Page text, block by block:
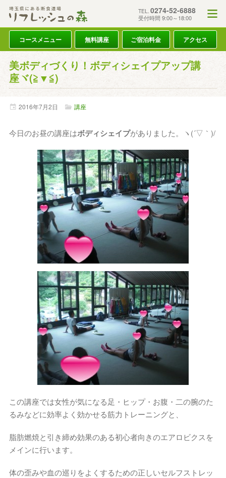
TEL. 0274-52-6888
受付時間 9:00～18:00
コースメニュー 無料講座 ご宿泊料金 アクセス
美ボディづくり！ボディシェイプアップ講
座ヾ(≧▼≦)ゞ
2016年7月2日 講座
今日のお昼の講座はボディシェイプがありました。ヽ(´▽｀)/
この講座では女性が気になる足・ヒップ・お腹・二の腕のた
るみなどに効率よく効かせる筋力トレーニングと、
脂肪燃焼と引き締め効果のある初心者向きのエアロビクスを
メインに行います。
体の歪みや血の巡りをよくするための正しいセルフストレッ